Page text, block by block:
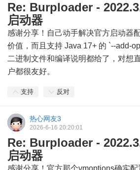
Re: Burploader -
启动器
感谢分享！自己动手解决官方启动器
价值，而且支持 Java 17+ 的 `--add-
二进制文件和编译说明都给了，对想
户都很友好。
支持 反对
热心网友3
2026-6-16 20:20:01
Re: Burploader -
启动器
感谢分享！官方那个vmoptions确实